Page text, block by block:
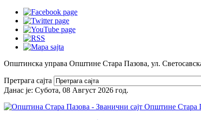
Општинска управа Општине Стара Пазова, ул.
Претрага сајта
Данас је: Субота, 08 Август 2026 год.